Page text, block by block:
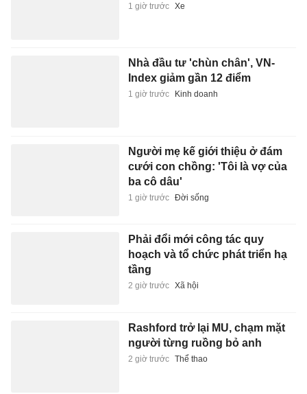
1 giờ trước Xe
Nhà đầu tư 'chùn chân', VN-
Index giảm gần 12 điểm
1 giờ trước Kinh doanh
Người mẹ kế giới thiệu ở đám
cưới con chồng: 'Tôi là vợ của
ba cô dâu'
1 giờ trước Đời sống
Phải đổi mới công tác quy
hoạch và tổ chức phát triển hạ
tầng
2 giờ trước Xã hội
Rashford trở lại MU, chạm mặt
người từng ruồng bỏ anh
2 giờ trước Thể thao